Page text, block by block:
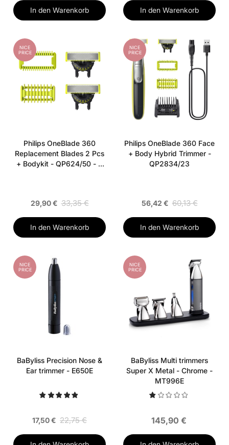
In den Warenkorb In den Warenkorb
NICE
PRICE
Philips OneBlade 360
Replacement Blades 2 Pcs
+ Bodykit - QP624/50 - 2
29,90 € 33,35 €
In den Warenkorb
NICE
PRICE
Philips OneBlade 360 Face
+ Body Hybrid Trimmer -
QP2834/23
56,42 € 60,13 €
In den Warenkorb
NICE
PRICE
BaByliss Precision Nose &
Ear trimmer - E650E
17,50 € 22,75 €
NICE
PRICE
BaByliss Multi trimmers
Super X Metal - Chrome -
MT996E
145,90 €